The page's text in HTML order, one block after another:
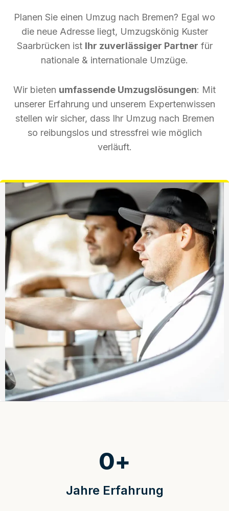
Planen Sie einen Umzug nach Bremen? Egal wo
die neue Adresse liegt, Umzugskönig Kuster
Saarbrücken ist Ihr zuverlässiger Partner für
nationale & internationale Umzüge.
Wir bieten umfassende Umzugslösungen: Mit
unserer Erfahrung und unserem Expertenwissen
stellen wir sicher, dass Ihr Umzug nach Bremen
so reibungslos und stressfrei wie möglich
verläuft.
Jahre Erfahrung
0+